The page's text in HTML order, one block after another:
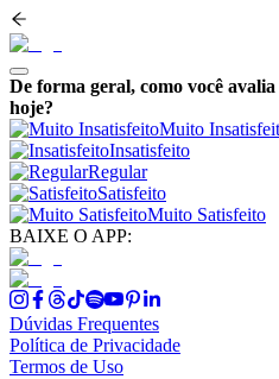
De forma geral, como você
hoje?
Muito
Insatisfeito
Regular
Satisfeito
Muito Satisfeito
BAIXE O APP:
Dúvidas Frequentes
Política de Privacidade
Termos de Uso